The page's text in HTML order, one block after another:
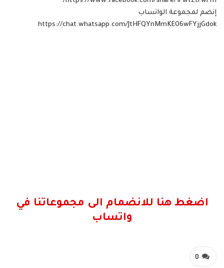
إنضم لمجموعة الواتساب
https://chat.whatsapp.com/JtHFQYnMmKE06wFYjjGdok
اضغط هنا للانضمام الى مجموعاتنا في
واتساب
0